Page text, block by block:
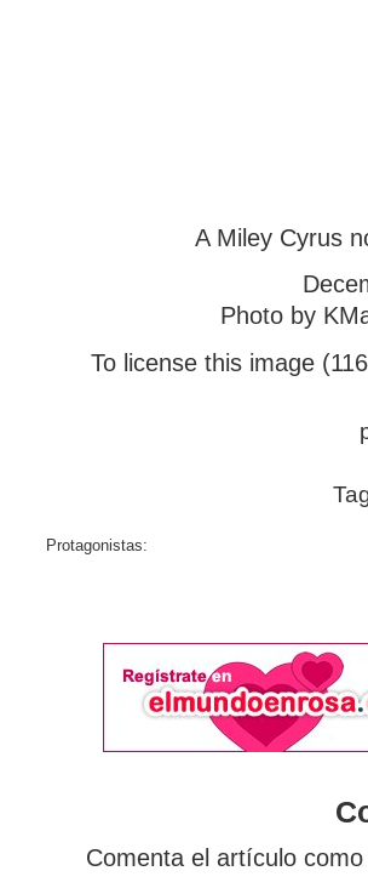
A Miley Cyrus
Photo by
To license this image
Protagonistas:
Comenta el artículo